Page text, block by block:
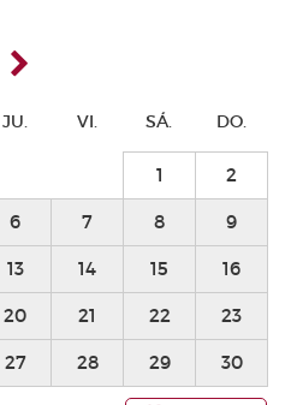
JU. VI. SÁ. DO.
1 2
6 7 8 9
13 14 15 16
20 21 22 23
27 28 29 30